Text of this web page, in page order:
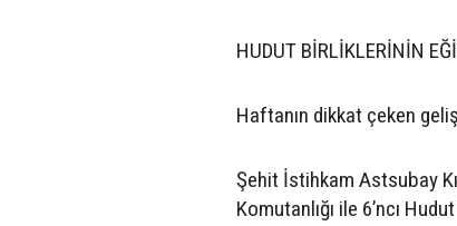
HUDUT BİRLİKLERİNİN
Haftanın dikkat çeken
Şehit İstihkam Astsubay
Komutanlığı ile 6’ncı